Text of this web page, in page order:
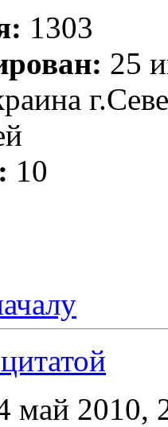
1303
25
10
май 2010,